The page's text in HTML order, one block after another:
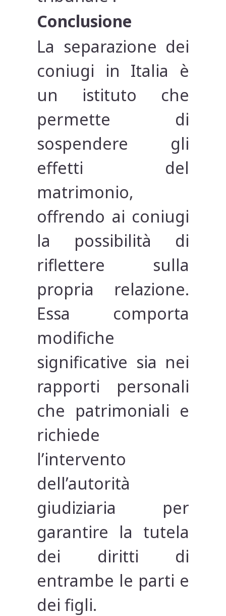
Conclusione
La separazione dei
coniugi in Italia è
un istituto che
permette di
sospendere gli
effetti del
matrimonio,
offrendo ai coniugi
la possibilità di
riflettere sulla
propria relazione.
Essa comporta
modifiche
significative sia nei
rapporti personali
che patrimoniali e
richiede
l’intervento
dell’autorità
giudiziaria per
garantire la tutela
dei diritti di
entrambe le parti e
dei figli.